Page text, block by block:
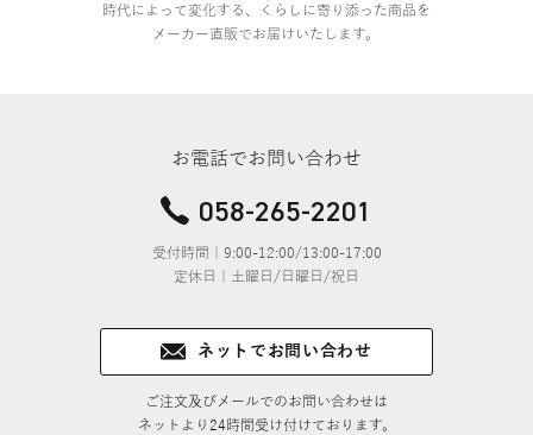
時代によって変化する、くらしに寄り添った商品を
メーカー直販でお届けいたします。
お電話でお問い合わせ
058-265-2201
受付時間｜9:00-12:00/13:00-17:00
定休日｜土曜日/日曜日/祝日
ネットでお問い合わせ
ご注文及びメールでのお問い合わせは
ネットより24時間受け付けております。